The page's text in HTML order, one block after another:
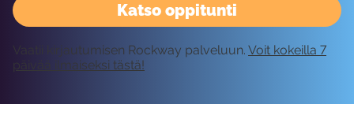
Katso oppitunti
Vaatii kirjautumisen Rockway palveluun. Voit kokeilla 7
päivää ilmaiseksi tästä!